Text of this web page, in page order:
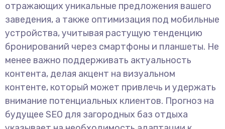
отражающих уникальные предложения вашего
заведения, а также оптимизация под мобильные
устройства, учитывая растущую тенденцию
бронирований через смартфоны и планшеты. Не
менее важно поддерживать актуальность
контента, делая акцент на визуальном
контенте, который может привлечь и удержать
внимание потенциальных клиентов. Прогноз на
будущее SEO для загородных баз отдыха